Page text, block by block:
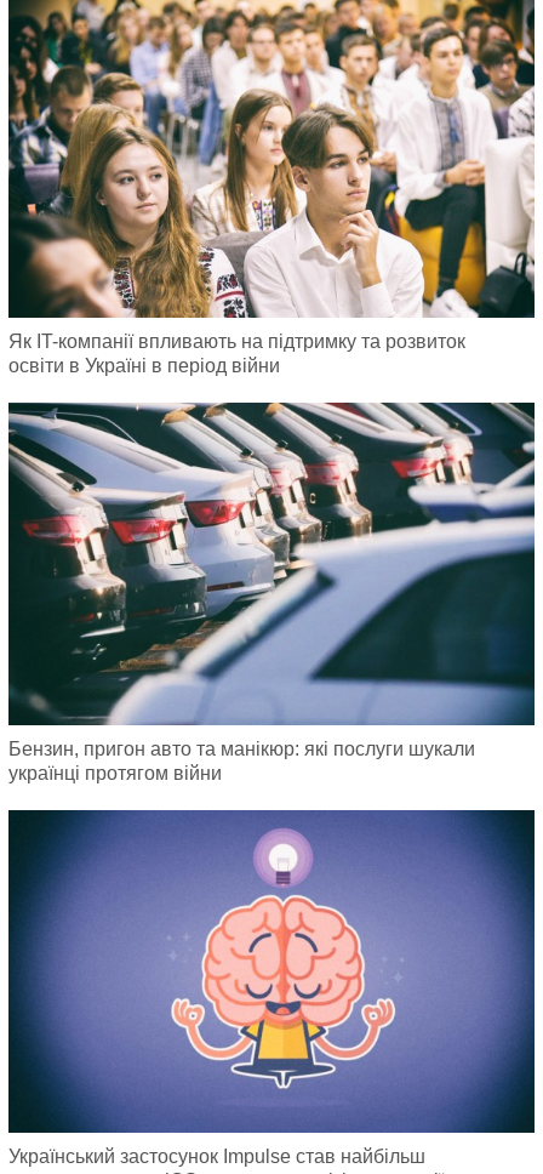
Як IT-компанії впливають на підтримку та розвиток
освіти в Україні в період війни
Бензин, пригон авто та манікюр: які послуги шукали
українці протягом війни
Український застосунок Impulse став найбільш